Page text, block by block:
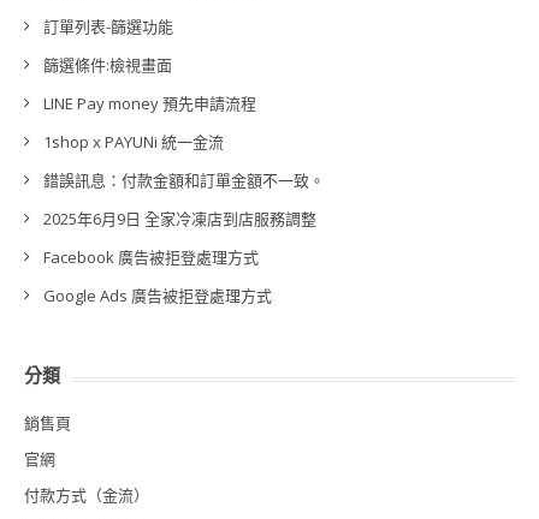
訂單列表-篩選功能
篩選條件:檢視畫面
LINE Pay money 預先申請流程
1shop x PAYUNi 統一金流
錯誤訊息：付款金額和訂單金額不一致。
2025年6月9日 全家冷凍店到店服務調整
Facebook 廣告被拒登處理方式
Google Ads 廣告被拒登處理方式
分類
銷售頁
官網
付款方式（金流）